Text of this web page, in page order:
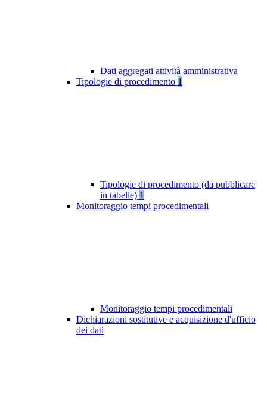
Dati aggregati attività amministrativa
Tipologie di procedimento 1
Tipologie di procedimento (da pubblicare
in tabelle) 1
Monitoraggio tempi procedimentali
Monitoraggio tempi procedimentali
Dichiarazioni sostitutive e acquisizione d'ufficio
dei dati